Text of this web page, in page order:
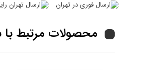
محصولات مرتبط با